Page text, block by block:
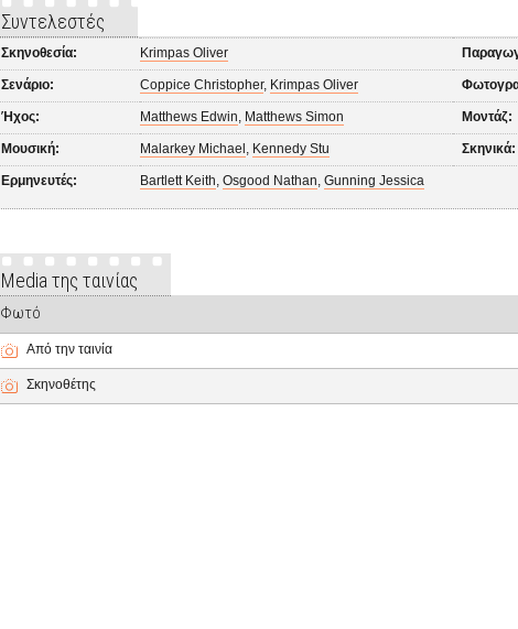
Συντελεστές
Σκηνοθεσία: Krimpas Oliver
Σενάριο: Coppice Christopher, Krimpas Oliver
Ήχος: Matthews Edwin Matthews Simon Μοντάζ:
Μουσική: Malarkey Michael Kennedy Stu Σκηνικά:
Ερμηνευτές: Bartlett Keith Osgood Nathan Gunning Jessica
Media της ταινίας
Φωτό
Από την ταινία
Σκηνοθέτης